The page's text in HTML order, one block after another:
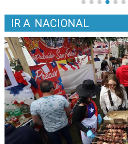
IR A NACIONAL